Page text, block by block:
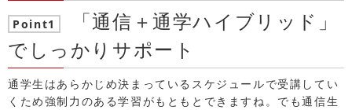
Point1
「通信＋通学ハイブリッド」
でしっかりサポート
通学生はあらかじめ決まっているスケジュールで受講してい
くため強制力のある学習がもともとできますね。でも通信生